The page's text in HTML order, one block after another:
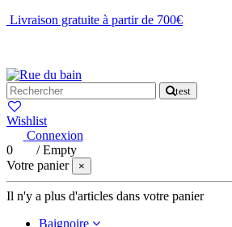
Livraison gratuite à partir de 700€
test
Wishlist
Connexion
0
/Empty
Votre panier
×
Il n'y a plus d'articles dans votre panier
Baignoire